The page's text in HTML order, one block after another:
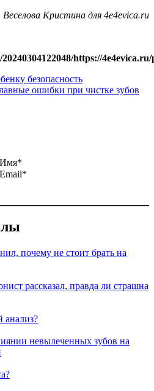
Веселова Кристина для 4e4evica.ru
https://4e4evica.ru/
безопасность
ошибки при чистке зубов
Имя*
Email*
почему не стоит брать на
рассказал, правда ли страшна
анализ?
невылеченных зубов на